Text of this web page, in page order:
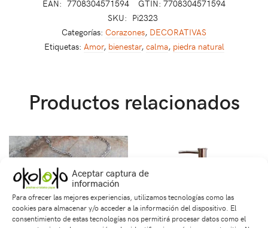
Aceptar captura de
información
Para ofrecer las mejores experiencias, utilizamos tecnologías como las
cookies para almacenar y/o acceder a la información del dispositivo. El
consentimiento de estas tecnologías nos permitirá procesar datos como el
EAN: 7708304571594
GTIN: 7708304571594
SKU: Pi2323
Categorías: Corazones, DECORATIVAS
Etiquetas: Amor, bienestar, calma, piedra natural
Productos relacionados